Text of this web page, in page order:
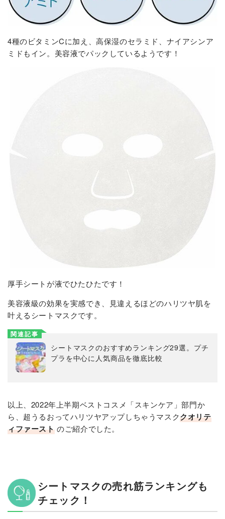
4種のビタミンCに加え、高保湿のセラミド、ナイアシンア
ミドもイン。美容液でパックしているようです！
厚手シートが液でひたひたです！
美容液級の効果を実感でき、見違えるほどのハリツヤ肌を
叶えるシートマスクです。
関連記事
シートマスクのおすすめランキング29選。プチ
プラを中心に人気商品を徹底比較
以上、2022年上半期ベストコスメ「スキンケア」部門か
ら、超うるおってハリツヤアップしちゃうマスククオリテ
ィファーストのご紹介でした。
シートマスクの売れ筋ランキングも
チェック！